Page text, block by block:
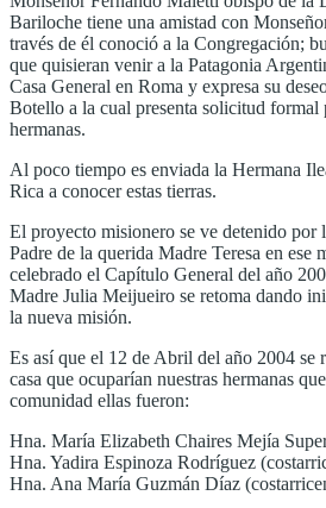
Bariloche tiene una amistad con
través de él conoció a la Congregación;
que quisieran venir a la Patagonia
Casa General en Roma y expresa su
Botello a la cual presenta solicitud formal
hermanas.
Al poco tiempo es enviada la Hermana
Rica a conocer estas tierras.
El proyecto misionero se ve detenido por
Padre de la querida Madre Teresa en ese
celebrado el Capítulo General del año
Madre Julia Meijueiro se retoma dando
la nueva misión.
Es así que el 12 de Abril del año 2004 se
casa que ocuparían nuestras hermanas
comunidad ellas fueron:
Hna. María Elizabeth Chaires Mejía
Hna. Yadira Espinoza Rodríguez
Hna. Ana María Guzmán Díaz